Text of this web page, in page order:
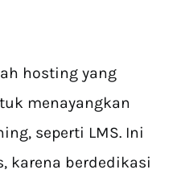
hosting yang
menayangkan
seperti LMS. Ini
karena berdedikasi